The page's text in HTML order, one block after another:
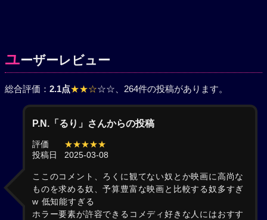
ユーザーレビュー
総合評価： 2.1点★★☆☆☆、264件の投稿があります。
P.N.「るり」さんからの投稿
評価
★★★★★
投稿日
2025-03-08
ここのコメント、ろくに観てない奴とか映画に高尚な
ものを求める奴、予算豊富な映画と比較する奴多すぎ
w 低知能すぎる
ホラー要素が許容できるコメディ好きな人にはおすす